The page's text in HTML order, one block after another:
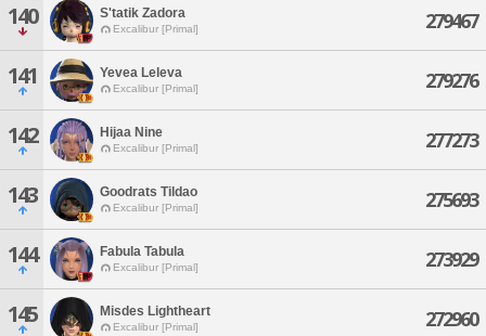
140 S'tatik Zadora
Excalibur [Primal] 279467
141 Yevea Leleva
Excalibur [Primal] 279276
142 Hijaa Nine
Excalibur [Primal] 277273
143 Goodrats Tildao
Excalibur [Primal] 275693
144 Fabula Tabula
Excalibur [Primal] 273929
145 Misdes Lightheart
Excalibur [Primal] 272960